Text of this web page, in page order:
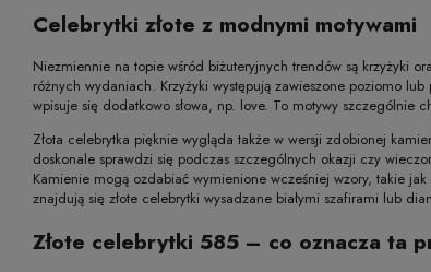
Celebrytki złote z modnymi motywami
Niezmiennie na topie wśród biżuteryjnych trendów są krzyżyki
różnych wydaniach. Krzyżyki występują zawieszone poziomo
wpisuje się dodatkowo słowa, np. love. To motywy szczególnie
Złota celebrytka pięknie wygląda także w wersji zdobionej
doskonale sprawdzi się podczas szczególnych okazji czy
Kamienie mogą ozdabiać wymienione wcześniej wzory, takie
znajdują się złote celebrytki wysadzane białymi szafirami lub
Złote celebrytki 585 – co oznacza ta